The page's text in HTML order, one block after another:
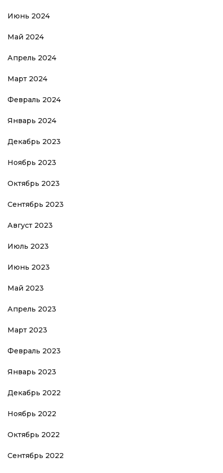
Июнь 2024
Май 2024
Апрель 2024
Март 2024
Февраль 2024
Январь 2024
Декабрь 2023
Ноябрь 2023
Октябрь 2023
Сентябрь 2023
Август 2023
Июль 2023
Июнь 2023
Май 2023
Апрель 2023
Март 2023
Февраль 2023
Январь 2023
Декабрь 2022
Ноябрь 2022
Октябрь 2022
Сентябрь 2022